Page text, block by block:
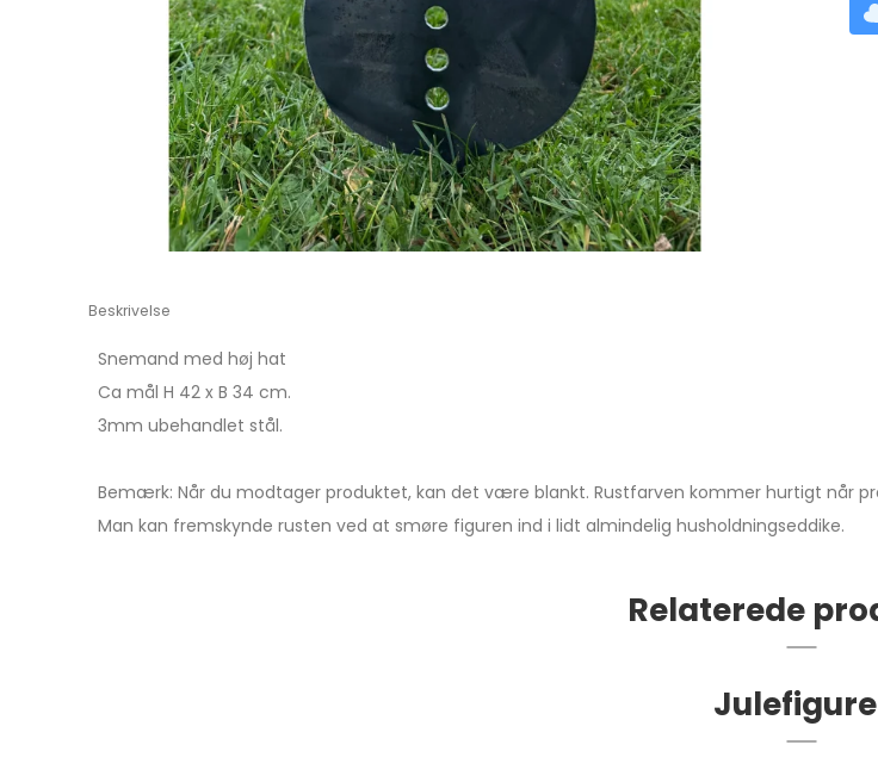
Beskrivelse
Snemand med høj hat
Ca mål H 42 x B 34 cm.
3mm ubehandlet stål.
Bemærk: Når du modtager produktet, kan det være blankt. Rustfarven kommer hurtigt når
Man kan fremskynde rusten ved at smøre figuren ind i lidt almindelig husholdningseddike.
Relaterede